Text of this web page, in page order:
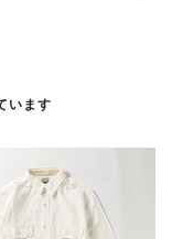
います